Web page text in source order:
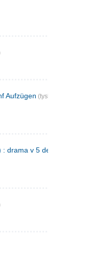
Aufzügen (tysk)
drama v 5 dejstvijach